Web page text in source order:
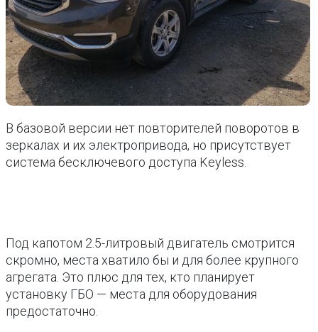
В базовой версии нет повторителей поворотов в
зеркалах и их электропривода, но присутствует
система бесключевого доступа Keyless.
Под капотом 2.5-литровый двигатель смотрится
скромно, места хватило бы и для более крупного
агрегата. Это плюс для тех, кто планирует
установку ГБО — места для оборудования
предостаточно.